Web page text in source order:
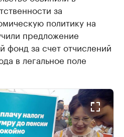
за
политику на
предложение
фонд за счет отчислений
в легальное поле